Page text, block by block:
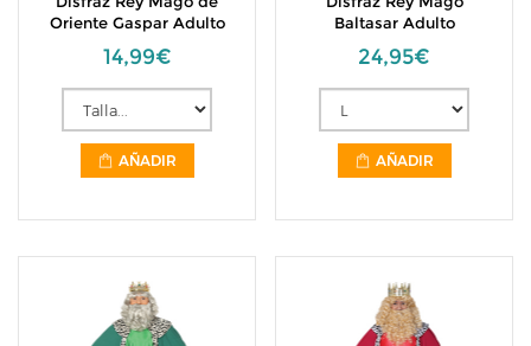
Oriente Gaspar Adulto
14,99€
AÑADIR
Baltasar Adulto
24,95€
AÑADIR